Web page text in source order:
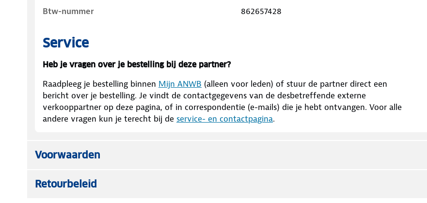
Btw-nummer
862657428
Service
Heb je vragen over je bestelling bij deze partner?
Raadpleeg je bestelling binnen Mijn ANWB (alleen voor leden) of stuur de partner direct een
bericht over je bestelling. Je vindt de contactgegevens van de desbetreffende externe
verkooppartner op deze pagina, of in correspondentie (e-mails) die je hebt ontvangen. Voor alle
andere vragen kun je terecht bij de service- en contactpagina.
Voorwaarden
Retourbeleid